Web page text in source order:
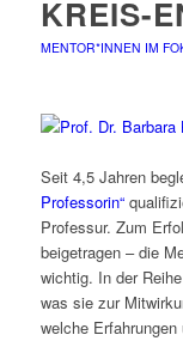
KREIS-
MENTOR*INNEN IM
Seit 4,5 Jahren
Professorin“
Professur. Zum
beigetragen – die
wichtig. In der Reihe
was sie zur
welche